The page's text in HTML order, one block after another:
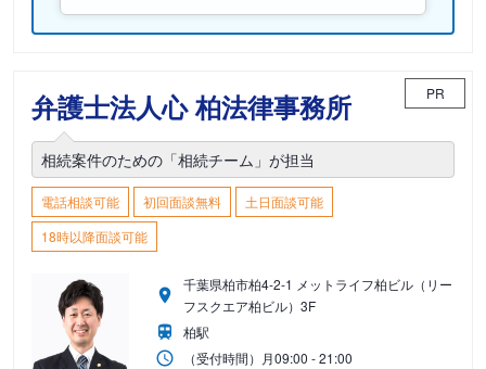
弁護士法人心 柏法律事務所 PR
相続案件のための「相続チーム」が担当
電話相談可能 初回面談無料
土日面談可能
18時以降面談可能
千葉県柏市柏4-2-1 メットライフ柏ビル（リー
フスクエア柏ビル）3F
柏駅
（受付時間） 月09:00 - 21:00